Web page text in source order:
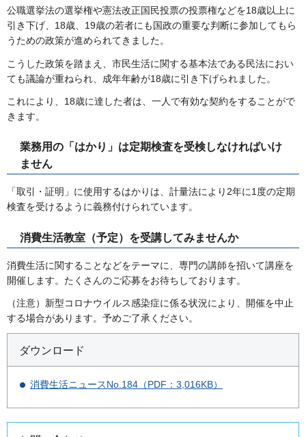
公職選挙法の選挙権や憲法改正国民投票の投票権などを18歳以上に
引き下げ、18歳、19歳の若者にも国政の重要な判断に参加してもら
うための政策が進められてきました。
こうした政策を踏まえ、市民生活に関する基本法である民法におい
ても議論が重ねられ、成年年齢が18歳に引き下げられました。
これにより、18歳に達した者は、一人で有効な契約をすることがで
きます。
業務用の「はかり」は定期検査を受検しなければいけ
ません
「取引・証明」に使用するはかりは、計量法により2年に1度の定期
検査を受けるように義務付けられています。
消費生活教室（予定）を受講してみませんか
消費生活に関することなどをテーマに、専門の講師を招いて講座を
開催します。たくさんのご応募をお待ちしております。
（注意）新型コロナウイルス感染症に係る状況により、開催を中止
する場合があります。予めご了承ください。
ダウンロード
消費生活ニュースNo.184（PDF：3,016KB）